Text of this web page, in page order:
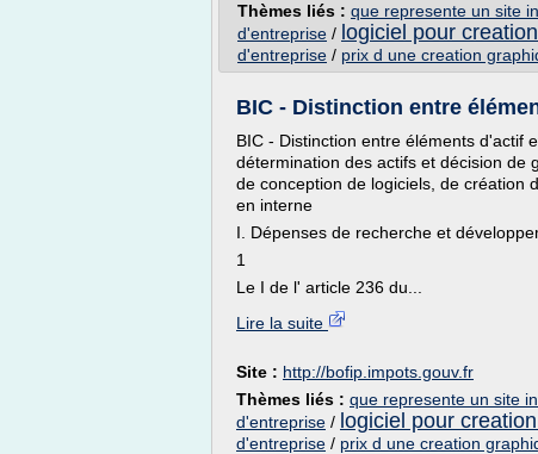
Thèmes liés : que represente un site
d'entreprise / logiciel pour
d'entreprise / prix d une creation
BIC - Distinction entre
BIC - Distinction entre éléments d'actif
détermination des actifs et décision de
de conception de logiciels, de création
en interne
I. Dépenses de recherche et
1
Le I de l' article 236 du...
Lire la suite
Site : http://bofip.impots.gouv.fr
Thèmes liés : que represente un site
d'entreprise / logiciel pour
d'entreprise / prix d une creation